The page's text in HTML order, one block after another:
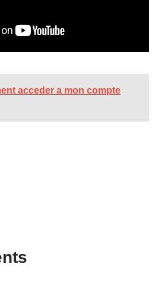
acceder a mon compte